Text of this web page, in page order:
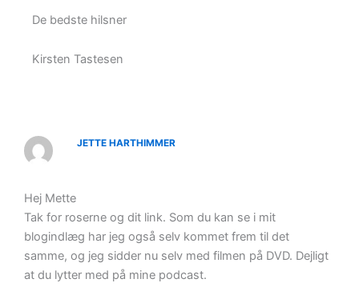
De bedste hilsner
Kirsten Tastesen
JETTE HARTHIMMER
Hej Mette
Tak for roserne og dit link. Som du kan se i mit
blogindlæg har jeg også selv kommet frem til det
samme, og jeg sidder nu selv med filmen på DVD. Dejligt
at du lytter med på mine podcast.